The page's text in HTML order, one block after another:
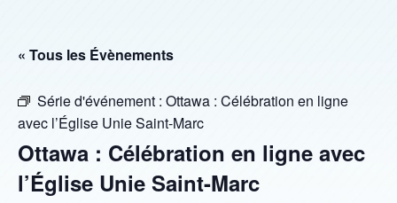
« Tous les Évènements
Série d'événement : Ottawa : Célébration en ligne
avec l’Église Unie Saint-Marc
Ottawa : Célébration en ligne avec
l’Église Unie Saint-Marc